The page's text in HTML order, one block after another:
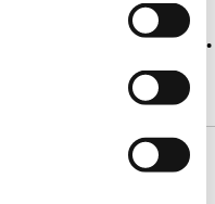
jakis termin stwarza
ma go w słowniku